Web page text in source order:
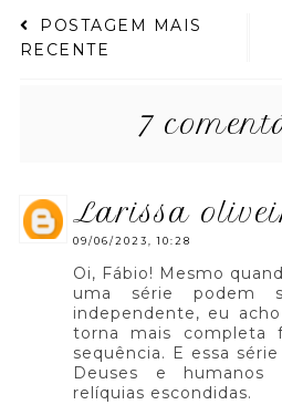
POSTAGEM MAIS
RECENTE
7
larissa
09/06/2023, 10:28
Oi, Fábio! Mesmo
uma série podem
independente, eu
torna mais completa
sequência. E essa
Deuses e humanos
relíquias escondidas.